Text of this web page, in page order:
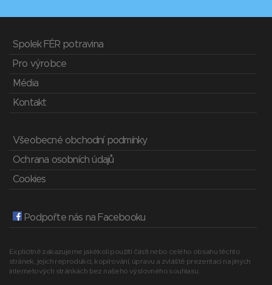
Spolek FÉR potravina
Pro výrobce
Média
Kontakt
Všeobecné obchodní podmínky
Ochrana osobních údajů
Cookies
Podpořte nás na Facebooku
Explicitně zakazujeme jakékoli použití části nebo celého obsahu těchto
stránek, jejich reprodukci, kopírování, úpravu a zvláště prezentaci na jiných
internetových stránkách bez našeho výslovného souhlasu.